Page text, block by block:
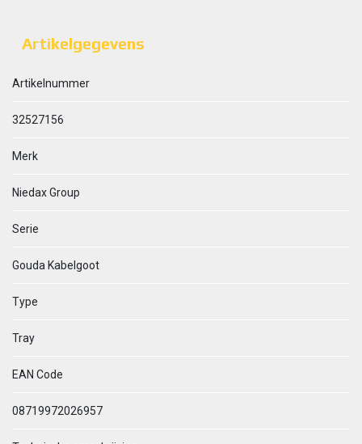
Artikelgegevens
Artikelnummer
32527156
Merk
Niedax Group
Serie
Gouda Kabelgoot
Type
Tray
EAN Code
08719972026957